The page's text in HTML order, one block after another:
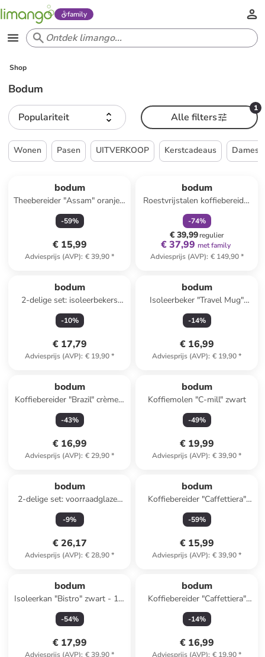
family
Shop
Bodum
Populariteit
1
Alle filters
Wonen Pasen UITVERKOOP Kerstcadeaus Dames
bodum
Theebereider "Assam" oranje -
1 l
-59%
€ 15,99
Adviesprijs (AVP): € 39,90*
bodum
Roestvrijstalen koffiebereider
"Douro" - 1 l
-74%
€ 39,99regulier
€ 37,99 met family
Adviesprijs (AVP): € 149,90*
bodum
2-delige set: isoleerbekers
"Pavina - To Go" - 200 ml
-10%
€ 17,79
Adviesprijs (AVP): € 19,90*
bodum
Isoleerbeker "Travel Mug"
oranje - 350 ml
-14%
€ 16,99
Adviesprijs (AVP): € 19,90*
bodum
Koffiebereider "Brazil" crème -
350 ml
-43%
€ 16,99
Adviesprijs (AVP): € 29,90*
bodum
Koffiemolen "C-mill" zwart
-49%
€ 19,99
Adviesprijs (AVP): € 39,90*
bodum
2-delige set: voorraadglazen
"Presso" transparant/zwart - 2
l
-9%
€ 26,17
Adviesprijs (AVP): € 28,90*
bodum
Koffiebereider "Caffettiera"
beige - 1 l
-59%
€ 15,99
Adviesprijs (AVP): € 39,90*
bodum
Isoleerkan "Bistro" zwart - 1,1
l
-54%
€ 17,99
Adviesprijs (AVP): € 39,90*
bodum
Koffiebereider "Caffettiera"
groen - 350 ml
-14%
€ 16,99
Adviesprijs (AVP): € 19,90*